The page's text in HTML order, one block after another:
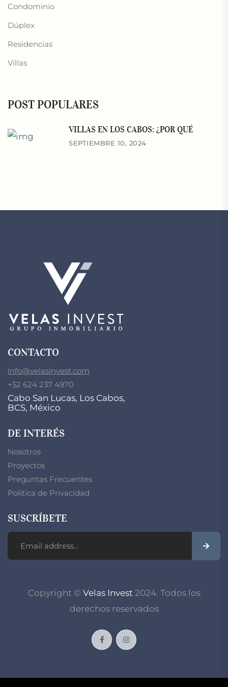
Condominio
Dúplex
Residencias
Villas
POST POPULARES
VILLAS EN LOS CABOS: ¿POR QUÉ
SEPTIEMBRE 10, 2024
CONTACTO
info@velasinvest.com
+52 624 237 4970
Cabo San Lucas, Los Cabos,
BCS, México
DE INTERÉS
Nosotros
Proyectos
Preguntas Frecuentes
Politica de Privacidad
SUSCRÍBETE
Copyright © Velas Invest2024. Todos los
derechos reservados